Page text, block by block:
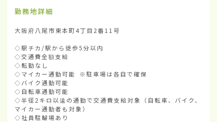
勤務地詳細
大阪府八尾市東本町4丁目2番11号
◇駅チカ/駅から徒歩5分以内
◇交通費全額支給
◇転勤なし
◇マイカー通勤可能 ※駐車場は各自で確保
◇バイク通勤可能
◇自転車通勤可能
◇半径2キロ以遠の通勤で交通費支給対象（自転車、バイク、
マイカー通勤者も対象）
◇社員駐輪場あり